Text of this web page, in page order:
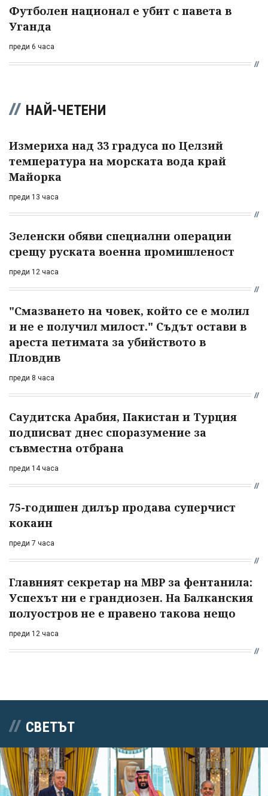
Футболен национал е убит с павета в
Уганда
преди 6 часа
НАЙ-ЧЕТЕНИ
Измериха над 33 градуса по Целзий
температура на морската вода край
Майорка
преди 13 часа
Зеленски обяви специални операции
срещу руската военна промишленост
преди 12 часа
"Смазването на човек, който се е молил
и не е получил милост." Съдът остави в
ареста петимата за убийството в
Пловдив
преди 8 часа
Саудитска Арабия, Пакистан и Турция
подписват днес споразумение за
съвместна отбрана
преди 14 часа
75-годишен дилър продава суперчист
кокаин
преди 7 часа
Главният секретар на МВР за фентанила:
Успехът ни е грандиозен. На Балканския
полуостров не е правено такова нещо
преди 12 часа
СВЕТЪТ